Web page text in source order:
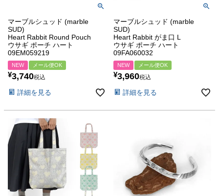
マーブルシュッド (marble
SUD)
Heart Rabbit Round Pouch
ウサギ ポーチ ハート
09EM059219
NEW メール便OK
¥3,740税込
詳細を見る
マーブルシュッド (marble
SUD)
Heart Rabbit がま口 L
ウサギ ポーチ ハート
09FA060032
NEW メール便OK
¥3,960税込
詳細を見る